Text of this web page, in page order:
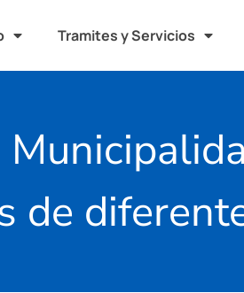
Tramites y Servicios
de